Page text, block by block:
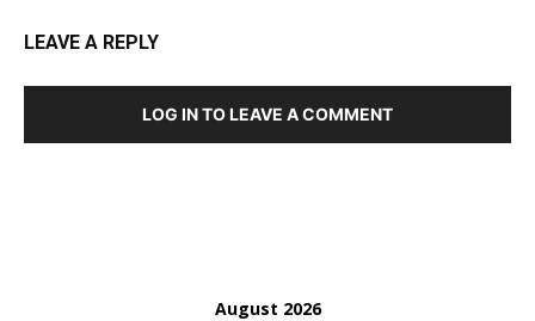
LEAVE A REPLY
LOG IN TO LEAVE A COMMENT
August 2026